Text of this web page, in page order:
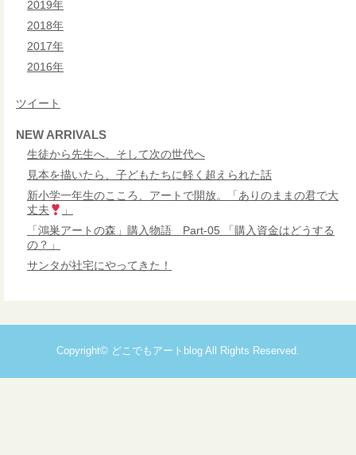
2019年
2018年
2017年
2016年
ツイート
NEW ARRIVALS
生徒から先生へ、そして次の世代へ
見本を描いたら、子どもたちに軽く超えられた話
新小学一年生のこころ、アートで開放。「ありのままの君で大
丈夫
」
「鴻巣アートの森」購入物語 Part-05 「購入資金はどうする
の？」
サンタが社宅にやってきた！
Copyright© どこでもアートblog All Rights Reserved.